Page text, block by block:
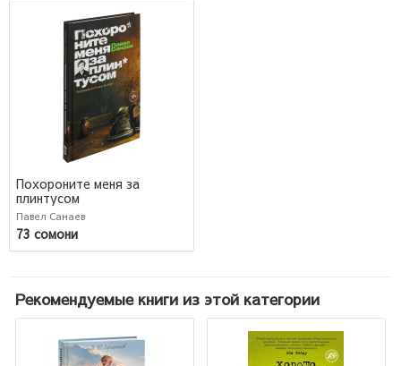
Похороните меня за
плинтусом
Павел Санаев
73 сомони
Рекомендуемые книги из этой категории